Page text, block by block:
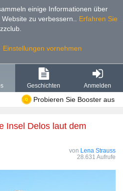
einige Informationen über
zu verbessern.
Erfahren Sie
Einstellungen vornehmen
Geschichten Anmelden
Probieren Sie Booster aus
von Lena Strauss
28.631 Aufrufe